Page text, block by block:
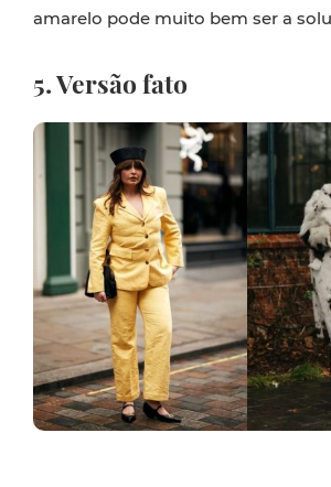
amarelo pode muito bem ser a
5. Versão fato